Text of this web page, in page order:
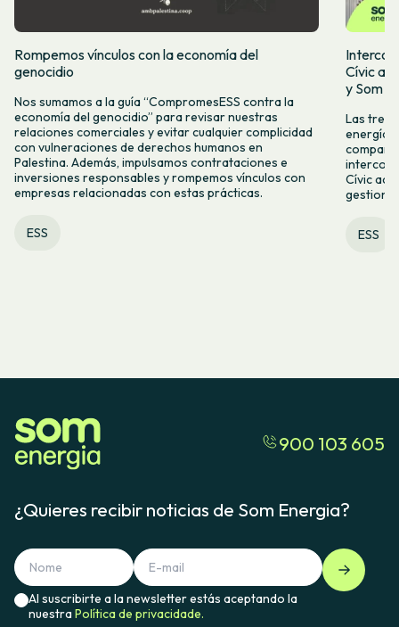
Rompemos vínculos con la economía del
genocidio
Nos sumamos a la guía “CompromesESS contra la
economía del genocidio” para revisar nuestras
relaciones comerciales y evitar cualquier complicidad
con vulneraciones de derechos humanos en
Palestina. Además, impulsamos contrataciones e
inversiones responsables y rompemos vínculos con
empresas relacionadas con estas prácticas.
ESS
Cívic
y Som
Las tres
energía,
Cívic
ESS
900 103 605
¿Quieres recibir noticias de Som Energia?
Al suscribirte a la newsletter estás aceptando la
nuestraPolítica de privacidade.